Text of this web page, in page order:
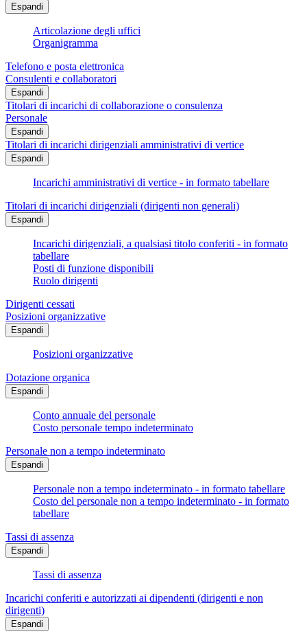
Espandi
Articolazione degli uffici
Organigramma
Telefono e posta elettronica
Consulenti e collaboratori
Espandi
Titolari di incarichi di collaborazione o consulenza
Personale
Espandi
Titolari di incarichi dirigenziali amministrativi di vertice
Espandi
Incarichi amministrativi di vertice - in formato tabellare
Titolari di incarichi dirigenziali (dirigenti non generali)
Espandi
Incarichi dirigenziali, a qualsiasi titolo conferiti - in formato
tabellare
Posti di funzione disponibili
Ruolo dirigenti
Dirigenti cessati
Posizioni organizzative
Espandi
Posizioni organizzative
Dotazione organica
Espandi
Conto annuale del personale
Costo personale tempo indeterminato
Personale non a tempo indeterminato
Espandi
Personale non a tempo indeterminato - in formato tabellare
Costo del personale non a tempo indeterminato - in formato
tabellare
Tassi di assenza
Espandi
Tassi di assenza
Incarichi conferiti e autorizzati ai dipendenti (dirigenti e non
dirigenti)
Espandi